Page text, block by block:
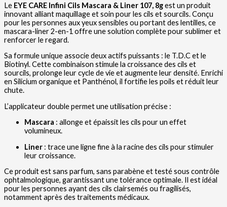
Le EYE CARE Infini Cils Mascara & Liner 107, 8gest un produit
innovant alliant maquillage et soin pour les cils et sourcils.Conçu
pour les personnes aux yeux sensibles ou portant des lentilles, ce
mascara-liner 2-en-1 offre une solution complète pour sublimer et
renforcer le regard.
Sa formule unique associe deux actifs puissants : le T.D.C et le
Biotinyl.Cette combinaison stimule la croissance des cils et
sourcils, prolonge leur cycle de vie et augmente leur densité. Enrichi
en Silicium organique et Panthénol, il fortifie les poils et réduit leur
chute.
L’applicateur double permet une utilisation précise :
Mascara : allonge et épaissit les cils pour un effet
volumineux.
Liner : trace une ligne fine à la racine des cils pour stimuler
leur croissance.
Ce produit est sans parfum, sans parabène et testé sous contrôle
ophtalmologique, garantissant une tolérance optimale. Il est idéal
pour les personnes ayant des cils clairsemés ou fragilisés,
notamment après des traitements médicaux.